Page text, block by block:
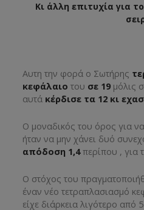
Κι άλλη επιτυχία για
Αυτη την φορά ο Σωτήρης
κεφάλαιο του σε 19 μόλις
αυτά κέρδισε τα 12 κι
Ο μοναδικός του όρος για
ήταν να μην χάνει δυό
απόδοση 1,4περίπου , για
Ο στόχος του
έναν νέο τετραπλασιασμό
είχε διάρκεια λιγότερο από